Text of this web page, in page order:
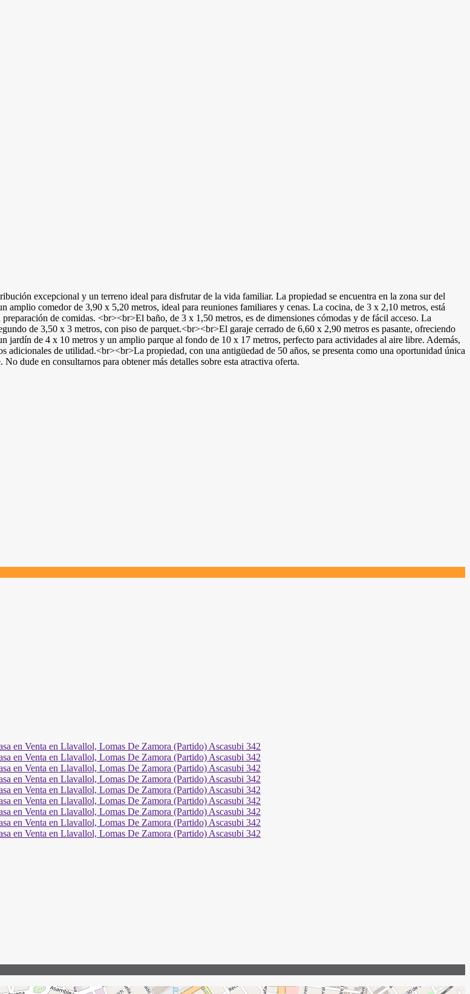
excepcional y un terreno ideal para disfrutar de la vida familiar. La propiedad se encuentra en la zona sur del
comedor de 3,90 x 5,20 metros, ideal para reuniones familiares y cenas. La cocina, de 3 x 2,10 metros, está
de comidas. <br><br>El baño, de 3 x 1,50 metros, es de dimensiones cómodas y de fácil acceso. La
de 3,50 x 3 metros, con piso de parquet.<br><br>El garaje cerrado de 6,60 x 2,90 metros es pasante, ofreciendo
jardín de 4 x 10 metros y un amplio parque al fondo de 10 x 17 metros, perfecto para actividades al aire libre. Además,
de utilidad.<br><br>La propiedad, con una antigüedad de 50 años, se presenta como una oportunidad única
dude en consultarnos para obtener más detalles sobre esta atractiva oferta.